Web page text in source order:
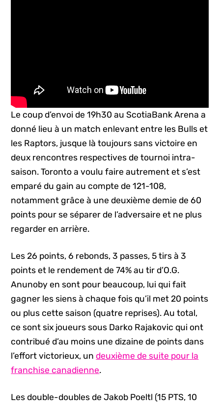
Le coup d’envoi de 19h30 au ScotiaBank Arena a
donné lieu à un match enlevant entre les Bulls et
les Raptors, jusque là toujours sans victoire en
deux rencontres respectives de tournoi intra-
saison. Toronto a voulu faire autrement et s’est
emparé du gain au compte de 121-108,
notamment grâce à une deuxième demie de 60
points pour se séparer de l’adversaire et ne plus
regarder en arrière.
Les 26 points, 6 rebonds, 3 passes, 5 tirs à 3
points et le rendement de 74% au tir d’O.G.
Anunoby en sont pour beaucoup, lui qui fait
gagner les siens à chaque fois qu’il met 20 points
ou plus cette saison (quatre reprises). Au total,
ce sont six joueurs sous Darko Rajakovic qui ont
contribué d’au moins une dizaine de points dans
l’effort victorieux, undeuxième de suite pour la
franchise canadienne.
Les double-doubles de Jakob Poeltl (15 PTS, 10